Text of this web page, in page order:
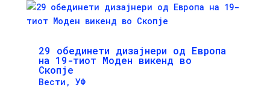
29 обединети дизајнери од Европа
на 19-тиот Моден викенд во
Скопје
Вести , УФ